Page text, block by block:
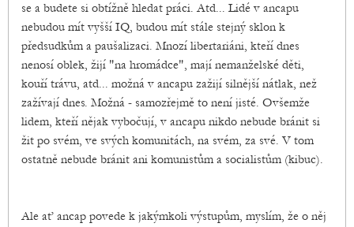
se a budete si obtížně hledat práci. Atd... Lidé v ancapu
nebudou mít vyšší IQ, budou mít stále stejný sklon k
předsudkům a paušalizaci. Mnozí libertariáni, kteří dnes
nenosí oblek, žijí "na hromádce", mají nemanželské děti,
kouří trávu, atd... možná v ancapu zažijí silnější nátlak, než
zažívají dnes. Možná - samozřejmě to není jisté. Ovšemže
lidem, kteří nějak vybočují, v ancapu nikdo nebude bránit si
žit po svém, ve svých komunitách, na svém, za své. V tom
ostatně nebude bránit ani komunistům a socialistům (kibuc).
Ale ať ancap povede k jakýmkoli výstupům, myslím, že o něj